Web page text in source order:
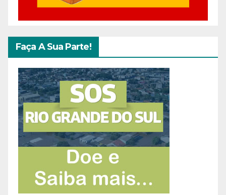
Faça A Sua Parte!